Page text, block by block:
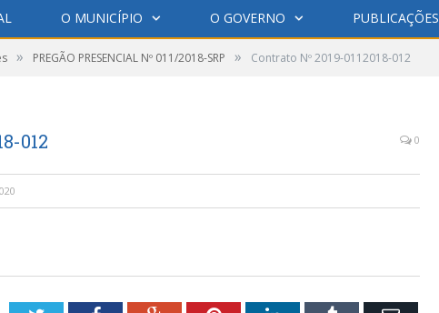
O MUNICÍPIO O GOVERNO PUBLICAÇÕES
» PREGÃO PRESENCIAL Nº 011/2018-SRP » Contrato Nº 2019-0112018-012
012 0